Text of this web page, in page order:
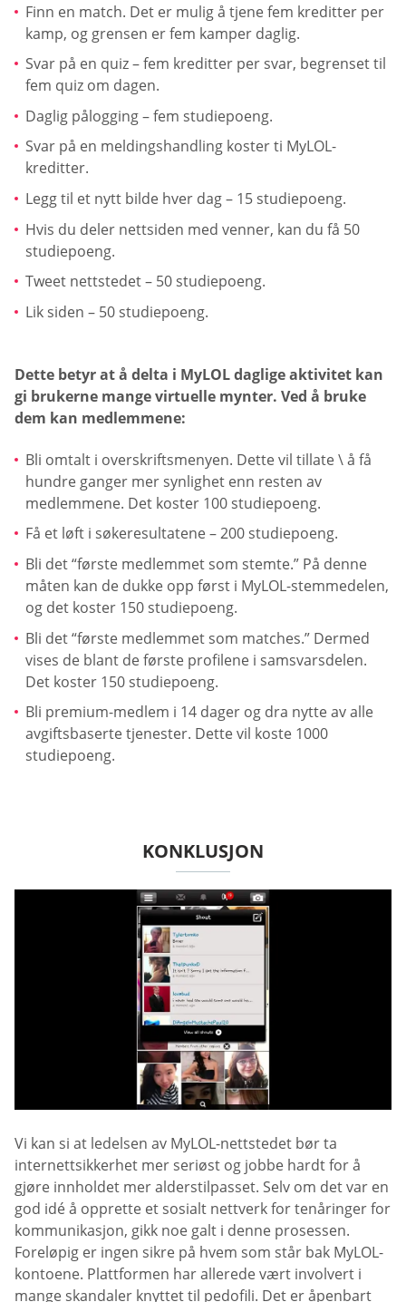
Finn en match. Det er mulig å tjene fem kreditter per
kamp, og grensen er fem kamper daglig.
Svar på en quiz – fem kreditter per svar, begrenset til
fem quiz om dagen.
Daglig pålogging – fem studiepoeng.
Svar på en meldingshandling koster ti MyLOL-
kreditter.
Legg til et nytt bilde hver dag – 15 studiepoeng.
Hvis du deler nettsiden med venner, kan du få 50
studiepoeng.
Tweet nettstedet – 50 studiepoeng.
Lik siden – 50 studiepoeng.
Dette betyr at å delta i MyLOL daglige aktivitet kan
gi brukerne mange virtuelle mynter. Ved å bruke
dem kan medlemmene:
Bli omtalt i overskriftsmenyen. Dette vil tillate \ å få
hundre ganger mer synlighet enn resten av
medlemmene. Det koster 100 studiepoeng.
Få et løft i søkeresultatene – 200 studiepoeng.
Bli det “første medlemmet som stemte.” På denne
måten kan de dukke opp først i MyLOL-stemmedelen,
og det koster 150 studiepoeng.
Bli det “første medlemmet som matches.” Dermed
vises de blant de første profilene i samsvarsdelen.
Det koster 150 studiepoeng.
Bli premium-medlem i 14 dager og dra nytte av alle
avgiftsbaserte tjenester. Dette vil koste 1000
studiepoeng.
KONKLUSJON
Vi kan si at ledelsen av MyLOL-nettstedet bør ta
internettsikkerhet mer seriøst og jobbe hardt for å
gjøre innholdet mer alderstilpasset. Selv om det var en
god idé å opprette et sosialt nettverk for tenåringer for
kommunikasjon, gikk noe galt i denne prosessen.
Foreløpig er ingen sikre på hvem som står bak MyLOL-
kontoene. Plattformen har allerede vært involvert i
mange skandaler knyttet til pedofili. Det er åpenbart